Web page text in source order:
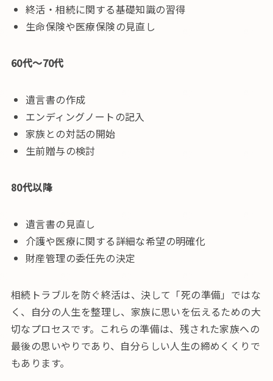
終活・相続に関する基礎知識の習得
生命保険や医療保険の見直し
60代〜70代
遺言書の作成
エンディングノートの記入
家族との対話の開始
生前贈与の検討
80代以降
遺言書の見直し
介護や医療に関する詳細な希望の明確化
財産管理の委任先の決定
相続トラブルを防ぐ終活は、決して「死の準備」ではな
く、自分の人生を整理し、家族に思いを伝えるための大
切なプロセスです。これらの準備は、残された家族への
最後の思いやりであり、自分らしい人生の締めくくりで
もあります。